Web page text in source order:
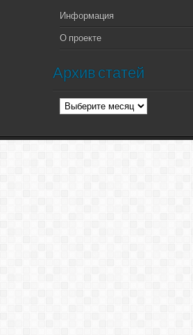
Информация
О проекте
Архив статей
Архив
статей